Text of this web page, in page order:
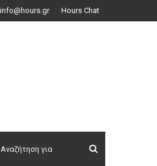
info@hours.gr Hours Chat